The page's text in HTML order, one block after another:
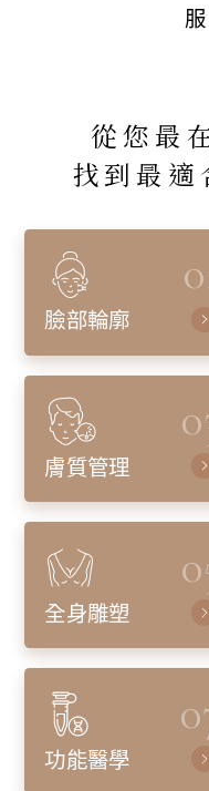
從您最
找到最適
臉部輪廓
膚質管理
全身雕塑
功能醫學